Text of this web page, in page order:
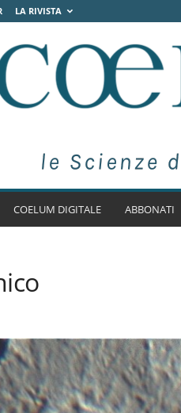
LA RIVISTA
COELUM DIGITALE ABBONATI